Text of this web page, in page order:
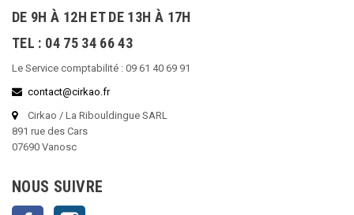
DE 9H À 12H ET DE 13H À 17H
TEL : 04 75 34 66 43
Le Service comptabilité : 09 61 40 69 91
contact@cirkao.fr
Cirkao / La Ribouldingue SARL
891 rue des Cars
07690 Vanosc
NOUS SUIVRE